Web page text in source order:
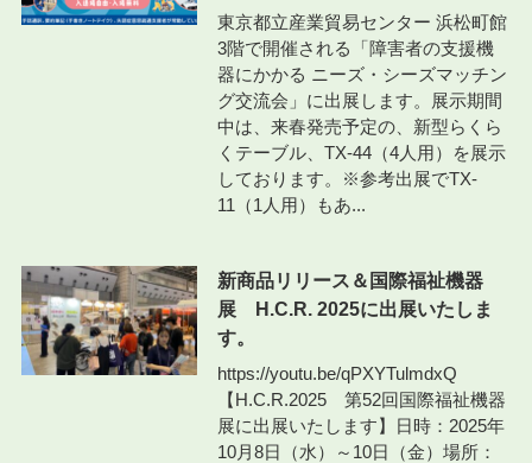
東京都立産業貿易センター 浜松町館
3階で開催される「障害者の支援機
器にかかる ニーズ・シーズマッチン
グ交流会」に出展します。展示期間
中は、来春発売予定の、新型らくら
くテーブル、TX-44（4人用）を展示
しております。※参考出展でTX-
11（1人用）もあ...
新商品リリース＆国際福祉機器
展 H.C.R. 2025に出展いたしま
す。
https://youtu.be/qPXYTulmdxQ
【H.C.R.2025 第52回国際福祉機器
展に出展いたします】日時：2025年
10月8日（水）～10日（金）場所：